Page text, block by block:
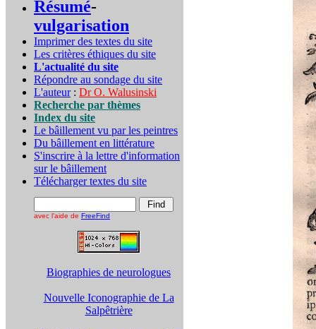
Résumé-
vulgarisation
Imprimer des textes du site
Les critères éthiques du site
L'actualité du site
Répondre au sondage du site
L'auteur: Dr O. Walusinski
Recherche par thèmes
Index du site
Le bâillement vu par les peintres
Du bâillement en littérature
S'inscrire à la lettre d'information
sur le bâillement
Télécharger textes du site
avec l'aide de FreeFind
Biographies de neurologues
Nouvelle Iconographie de La
Salpêtrière